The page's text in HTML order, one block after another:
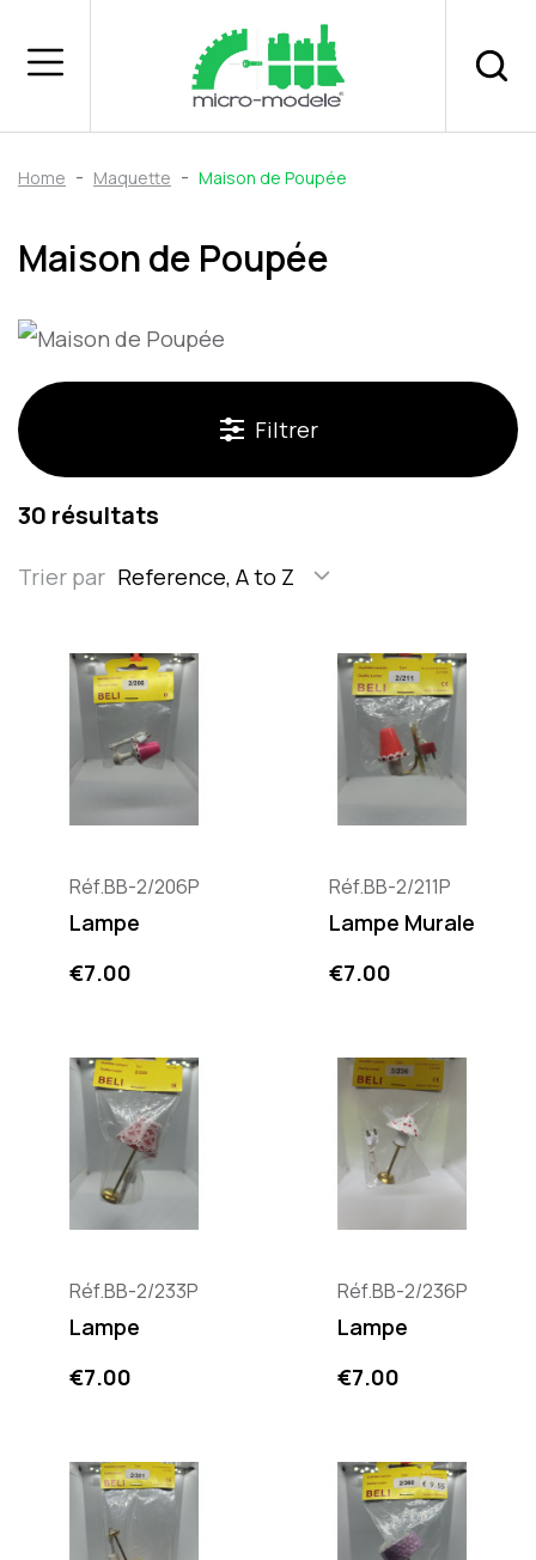
Home Maquette Maison de Poupée
Maison de Poupée
Filtrer
30 résultats
Trier par Reference, A to Z
Réf.BB-2/206P
Lampe
Price
€7.00
Réf.BB-2/211P
Lampe Murale
Price
€7.00
Réf.BB-2/233P
Lampe
Price
€7.00
Réf.BB-2/236P
Lampe
Price
€7.00